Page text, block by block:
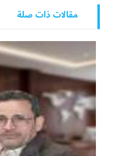
مقالات ذات صلة